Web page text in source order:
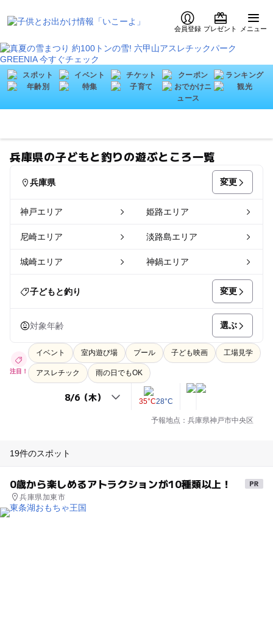
会員登録 プレゼント メニュー
兵庫県の子どもと釣りの遊ぶところ一覧
兵庫県 変更
神戸エリア 姫路エリア
尼崎エリア 淡路島エリア
城崎エリア 神鍋エリア
子どもと釣り 変更
対象年齢 選ぶ
注目！
イベント 室内遊び場 プール 子ども映画 工場見学
アスレチック 雨の日でもOK
35°C28°C
予報地点：兵庫県神戸市中央区
19件のスポット
0歳から楽しめるアトラクションが10種類以上！
兵庫県加東市